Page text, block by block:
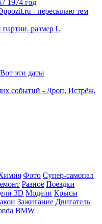
1974 год
- пересылаю тем
партии. размер L
эти даты
событий - Дроп, Истрёж,
Фото Супер-самопал
Разное Поездки
3D Модели Крысы
Зажигание Двигатель
BMW